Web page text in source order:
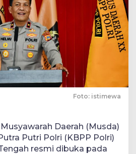
Foto: istimewa
Musyawarah Daerah (Musda)
Putri Polri (KBPP Polri)
resmi dibuka pada